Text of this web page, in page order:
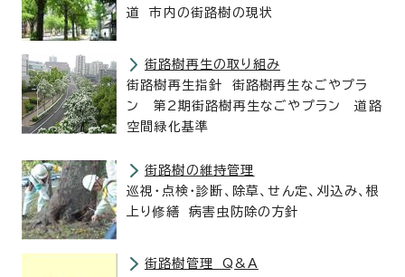
道 市内の街路樹の現状
街路樹再生の取り組み
街路樹再生指針 街路樹再生なごやプラ
ン 第2期街路樹再生なごやプラン 道路
空間緑化基準
街路樹の維持管理
巡視・点検・診断、除草、せん定、刈込み、根
上り修繕 病害虫防除の方針
街路樹管理 Q&A